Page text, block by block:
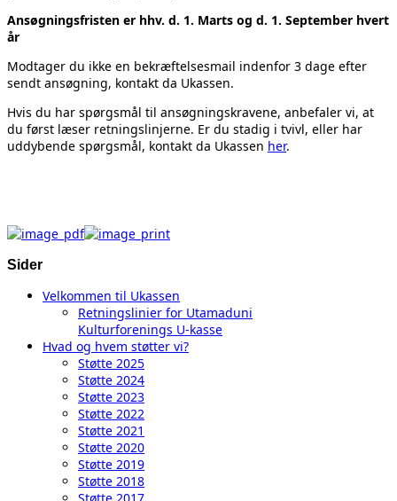
Ansøgningsfristen er hhv. d. 1. Marts og d. 1. September hvert
år
Modtager du ikke en bekræftelsesmail indenfor 3 dage efter
sendt ansøgning, kontakt da Ukassen.
Hvis du har spørgsmål til ansøgningskravene, anbefaler vi, at
du først læser retningslinjerne. Er du stadig i tvivl, eller har
uddybende spørgsmål, kontakt da Ukassen her.
Sider
Velkommen til Ukassen
Retningslinier for Utamaduni
Kulturforenings U-kasse
Hvad og hvem støtter vi?
Støtte 2025
Støtte 2024
Støtte 2023
Støtte 2022
Støtte 2021
Støtte 2020
Støtte 2019
Støtte 2018